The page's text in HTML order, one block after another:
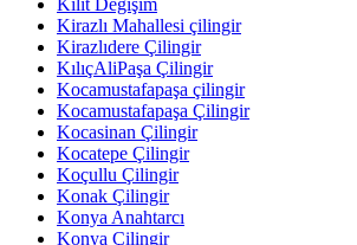
Kilit Degişim
Kirazlı Mahallesi çilingir
Kirazlıdere Çilingir
KılıçAliPaşa Çilingir
Kocamustafapaşa çilingir
Kocamustafapaşa Çilingir
Kocasinan Çilingir
Kocatepe Çilingir
Koçullu Çilingir
Konak Çilingir
Konya Anahtarcı
Konya Çilingir